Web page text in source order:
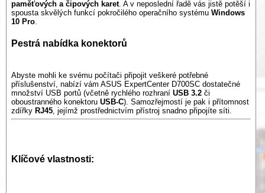
paměťových a čipových karet. A v neposlední řadě vás jistě potěší i
spousta skvělých funkcí pokročilého operačního systému Windows
10 Pro.
Pestrá nabídka konektorů
Abyste mohli ke svému počítači připojit veškeré potřebné
příslušenství, nabízí vám ASUS ExpertCenter D700SC dostatečné
množství USB portů (včetně rychlého rozhraní USB 3.2 či
oboustranného konektoru USB-C). Samozřejmostí je pak i přítomnost
zdířky RJ45 , jejímž prostřednictvím přístroj snadno připojíte síti.
Klíčové vlastnosti: